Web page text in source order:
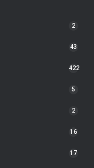
2
43
422
5
2
16
17